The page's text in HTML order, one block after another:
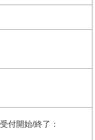
受付開始/終了：